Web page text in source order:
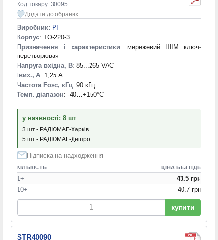
Код товару: 30095
Додати до обраних
Виробник: PI
Корпус: TO-220-3
Призначення і характеристики: мережевий ШІМ ключ-
перетворювач
Напруга вхідна, В: 85...265 VAC
Iвих., А: 1,25 А
Частота Fosc, кГц: 90 кГц
Темп. діапазон: -40…+150°С
у наявності: 8 шт
3 шт - РАДІОМАГ-Харків
5 шт - РАДІОМАГ-Дніпро
Підписка на надходження
КІЛЬКІСТЬ ЦІНА БЕЗ ПДВ
1+
43.5 грн
10+
40.7 грн
купити
STR40090